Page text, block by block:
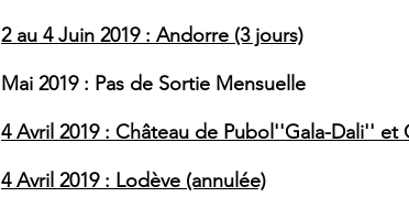
2 au 4 Juin 2019 : Andorre (3 jours)
Mai 2019 : Pas de Sortie Mensuelle
4 Avril 2019 : Château de Pubol''Gala-Dali'' et
4 Avril 2019 : Lodève (annulée)